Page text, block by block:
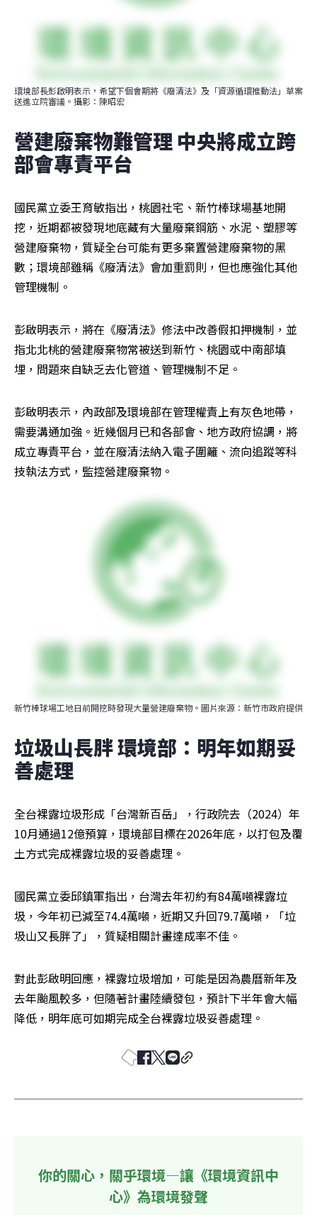
環境部長彭啟明表示，希望下個會期將《廢清法》及「資源循環推動法」草案
送進立院審議。攝影：陳昭宏
營建廢棄物難管理 中央將成立跨
部會專責平台
國民黨立委王育敏指出，桃園社宅、新竹棒球場基地開
挖，近期都被發現地底藏有大量廢棄鋼筋、水泥、塑膠等
營建廢棄物，質疑全台可能有更多棄置營建廢棄物的黑
數；環境部雖稱《廢清法》會加重罰則，但也應強化其他
管理機制。
彭啟明表示，將在《廢清法》修法中改善假扣押機制，並
指北北桃的營建廢棄物常被送到新竹、桃園或中南部填
埋，問題來自缺乏去化管道、管理機制不足。
彭啟明表示，內政部及環境部在管理權責上有灰色地帶，
需要溝通加強。近幾個月已和各部會、地方政府協調，將
成立專責平台，並在廢清法納入電子圍籬、流向追蹤等科
技執法方式，監控營建廢棄物。
新竹棒球場工地日前開挖時發現大量營建廢棄物。圖片來源：新竹市政府提供
垃圾山長胖 環境部：明年如期妥
善處理
全台裸露垃圾形成「台灣新百岳」，行政院去（2024）年
10月通過12億預算，環境部目標在2026年底，以打包及覆
土方式完成裸露垃圾的妥善處理。
國民黨立委邱鎮軍指出，台灣去年初約有84萬噸裸露垃
圾，今年初已減至74.4萬噸，近期又升回79.7萬噸，「垃
圾山又長胖了」，質疑相關計畫達成率不佳。
對此彭啟明回應，裸露垃圾增加，可能是因為農曆新年及
去年颱風較多，但隨著計畫陸續發包，預計下半年會大幅
降低，明年底可如期完成全台裸露垃圾妥善處理。
你的關心，關乎環境—讓《環境資訊中
心》為環境發聲